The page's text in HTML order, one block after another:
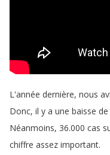
L'année dernière, nous
Donc, il y a une baisse de
Néanmoins, 36.000 cas
chiffre assez important.